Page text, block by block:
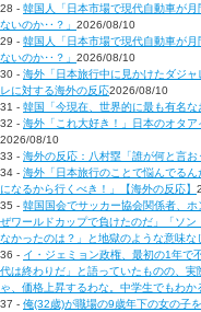
28 - 韓国人「日本市場で現代自動車が
ないのか‥？」 2026/08/10
29 - 韓国人「日本市場で現代自動車が
ないのか‥？」 2026/08/10
30 - 海外「日本旅行中に見かけたダジ
レに対する海外の反応2026/08/10
31 - 韓国「今現在、世界的に最も有名な
32 - 海外「これ大好き！」日本のオタ
2026/08/10
33 - 海外の反応：八村塁「誰が何と言お
34 - 海外「日本旅行のことで悩んでる
になるから行くべき！」【海外の反応】
35 - 韓国国会でサッカー協会関係者、
ぜワールドカップで負けたのだ」「ソ
なかったのは？」と地獄のような意味な
36 - イ・ジェミョン政権、最初の1年
代は終わりだ」と語っていたものの、
ゃ、価格上昇するわな。中学生でもわか
37 - 俺(32歳)が職場の9歳年下の女の子